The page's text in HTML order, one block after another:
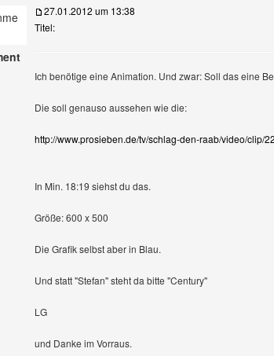
Benutzer-Profile anzeigen
27.01.2012 um 13:38
Titel:
Ich benötige eine Animation. Und zwar: Soll das eine
Die soll genauso aussehen wie die:
http://www.prosieben.de/tv/schlag-den-raab/video/clip/
In Min. 18:19 siehst du das.
Größe: 600 x 500
Die Grafik selbst aber in Blau.
Und statt "Stefan" steht da bitte "Century"
LG
und Danke im Vorraus.